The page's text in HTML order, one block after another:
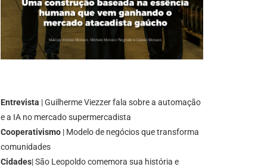
Entrevista | Guilherme Viezzer fala sobre a automação
e a IA no mercado supermercadista
Cooperativismo | Modelo de negócios que transforma
comunidades
Cidades| São Leopoldo comemora sua história e